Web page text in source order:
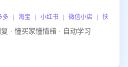
| 淘宝 | 小红书 | 微信小店 | 快手 |
· 懂买家懂情绪 · 自动学习